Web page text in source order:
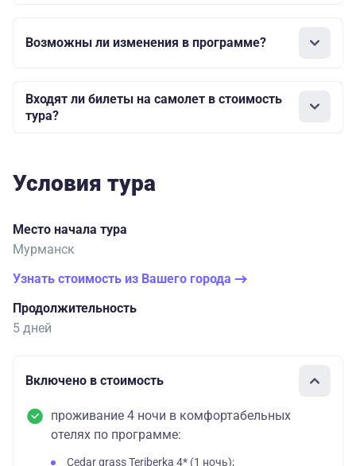
Возможны ли изменения в программе?
Входят ли билеты на самолет в стоимость
тура?
Условия тура
Место начала тура
Мурманск
Узнать стоимость из Вашего города
Продолжительность
5 дней
Включено в стоимость
проживание 4 ночи в комфортабельных
отелях по программе:
Cedar grass Teriberka 4* (1 ночь);